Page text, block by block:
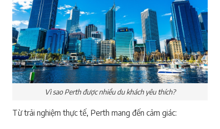
Vì sao Perth được nhiều du khách yêu thích?
Từ trải nghiệm thực tế, Perth mang đến cảm giác: